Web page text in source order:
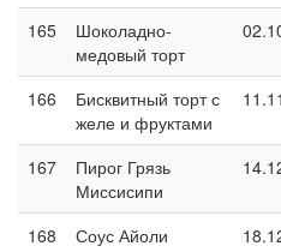
165
Шоколадно-
медовый торт
166
Бисквитный торт с
желе и фруктами
167
Пирог Грязь
Миссисипи
168
Соус Айоли